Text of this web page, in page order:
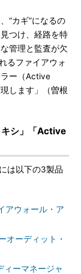
“カギ”になるの
つけ、経路を特
管理と監査が欠
るファイアウォ
ー（Active
します」（曽根
キシ」「Active
は以下の3製品
アウォール・ア
オーディット・
ィーマネージャ